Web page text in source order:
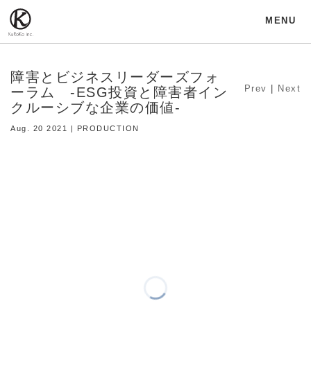
MENU
障害とビジネスリーダーズフォ
ーラム -ESG投資と障害者イン
クルーシブな企業の価値-
Aug. 20 2021 | PRODUCTION
Prev Next